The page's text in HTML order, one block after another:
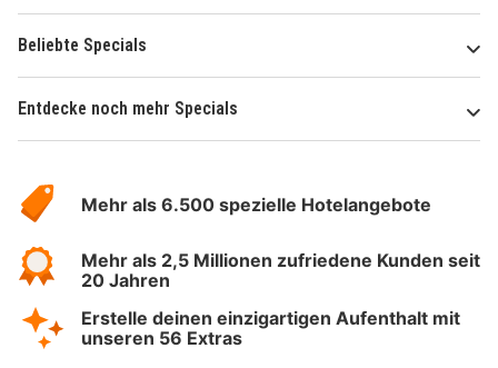
Beliebte Specials
Entdecke noch mehr Specials
Hotelspecials
Mehr als 6.500 spezielle Hotelangebote
Mehr als 2,5 Millionen zufriedene Kunden seit
20 Jahren
Erstelle deinen einzigartigen Aufenthalt mit
unseren 56 Extras